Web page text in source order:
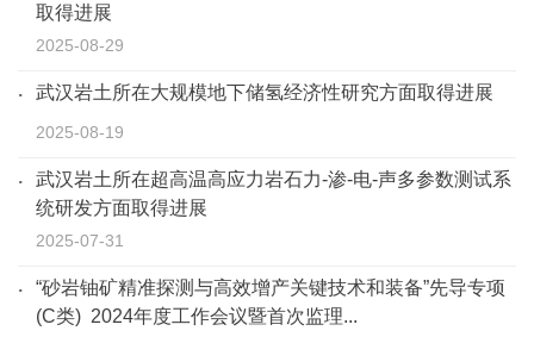
取得进展
2025-08-29
武汉岩土所在大规模地下储氢经济性研究方面取得进展
2025-08-19
武汉岩土所在超高温高应力岩石力-渗-电-声多参数测试系
统研发方面取得进展
2025-07-31
“砂岩铀矿精准探测与高效增产关键技术和装备”先导专项
(C类) 2024年度工作会议暨首次监理...